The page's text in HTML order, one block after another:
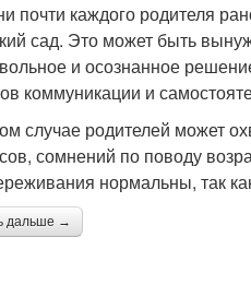
почти каждого родителя
сад. Это может быть
и осознанное
коммуникации и
случае родителей может
сомнений по поводу
нормальны, так
дальше →